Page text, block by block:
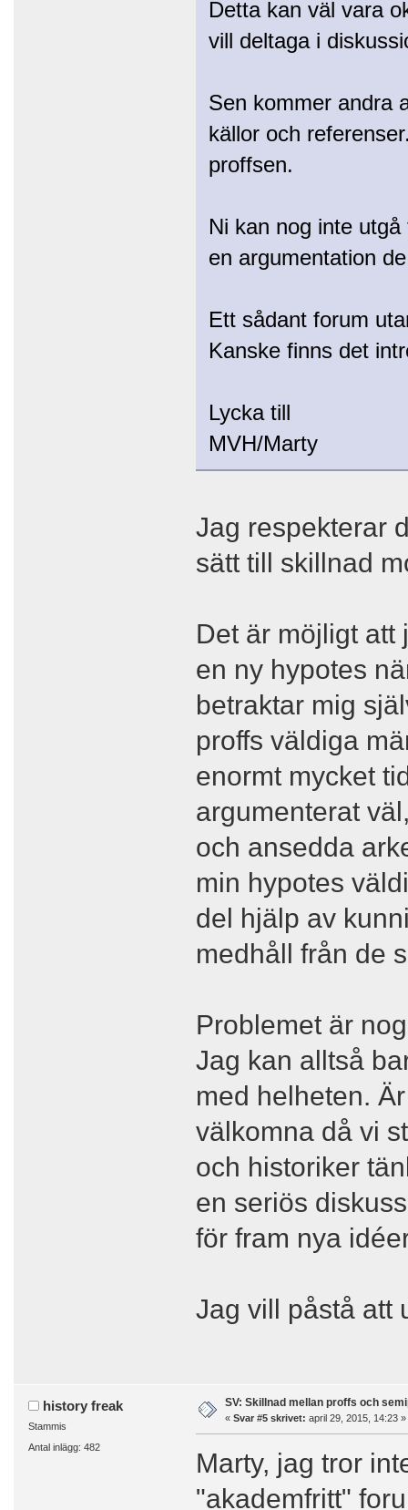
Detta kan väl vara
vill deltaga i
Sen kommer andra
källor och
proffsen.
Ni kan nog inte
en argumentation
Ett sådant forum
Kanske finns det
Lycka till
MVH/Marty
Jag respekterar
sätt till skillnad
Det är möjligt att
en ny hypotes
betraktar mig
proffs väldiga
enormt mycket
argumenterat
och ansedda
min hypotes
del hjälp av
medhåll från de
Problemet är
Jag kan alltså
med helheten.
välkomna då vi
och historiker
en seriös
för fram nya
Jag vill påstå att
history freak
Stammis
Antal inlägg: 482
SV: Skillnad mellan proffs och
« Svar #5 skrivet: april 29, 2015, 14:23 »
Marty, jag tror
"akademfritt"